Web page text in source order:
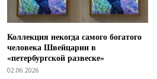
Коллекция некогда самого богатого
человека Швейцарии в
«петербургской развеске»
02.06.2026